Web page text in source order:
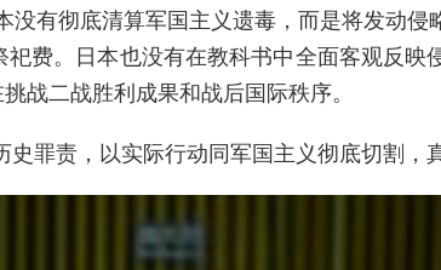
有彻底清算军国主义遗毒，而是将发动侵
费。日本也没有在教科书中全面客观反映
战二战胜利成果和战后国际秩序。
罪责，以实际行动同军国主义彻底切割，